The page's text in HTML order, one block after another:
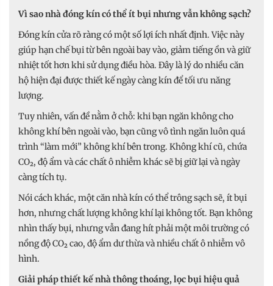
Vì sao nhà đóng kín có thể ít bụi nhưng vẫn không sạch?
Đóng kín cửa rõ ràng có một số lợi ích nhất định. Việc này
giúp hạn chế bụi từ bên ngoài bay vào, giảm tiếng ồn và giữ
nhiệt tốt hơn khi sử dụng điều hòa. Đây là lý do nhiều căn
hộ hiện đại được thiết kế ngày càng kín để tối ưu năng
lượng.
Tuy nhiên, vấn đề nằm ở chỗ: khi bạn ngăn không cho
không khí bên ngoài vào, bạn cũng vô tình ngăn luôn quá
trình “làm mới” không khí bên trong. Không khí cũ, chứa
CO₂, độ ẩm và các chất ô nhiễm khác sẽ bị giữ lại và ngày
càng tích tụ.
Nói cách khác, một căn nhà kín có thể trông sạch sẽ, ít bụi
hơn, nhưng chất lượng không khí lại không tốt. Bạn không
nhìn thấy bụi, nhưng vẫn đang hít phải một môi trường có
nồng độ CO₂ cao, độ ẩm dư thừa và nhiều chất ô nhiễm vô
hình.
Giải pháp thiết kế nhà thông thoáng, lọc bụi hiệu quả